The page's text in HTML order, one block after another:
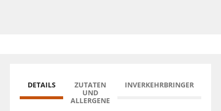
DETAILS
ZUTATEN
UND
ALLERGENE
INVERKEHRBRINGER